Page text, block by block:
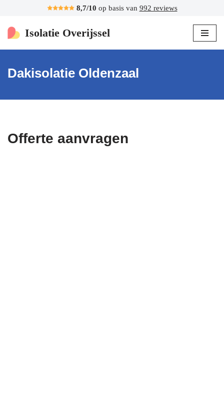
Ga
naar
inhoud
8,7/10 op basis van 992 reviews
Isolatie Overijssel
Dakisolatie Oldenzaal
Offerte aanvragen